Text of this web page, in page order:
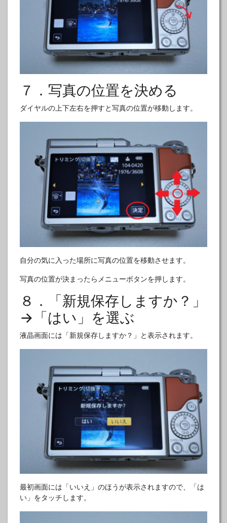
７．写真の位置を決める
ダイヤルの上下左右を押すと写真の位置が移動します。
自分の気に入った場所に写真の位置を移動させます。
写真の位置が決まったらメニューボタンを押します。
８．「新規保存しますか？」
→「はい」を選ぶ
液晶画面には「新規保存しますか？」と表示されます。
最初画面には「いいえ」のほうが表示されますので、「は
い」をタッチします。